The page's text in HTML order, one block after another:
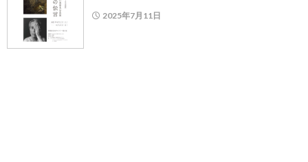
2025年7月11日